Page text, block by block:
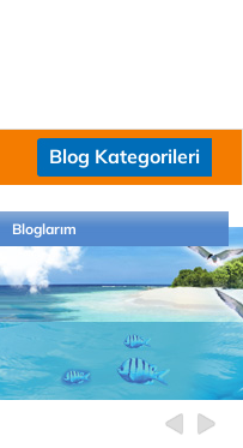
Blog Kategorileri
Bloglarım